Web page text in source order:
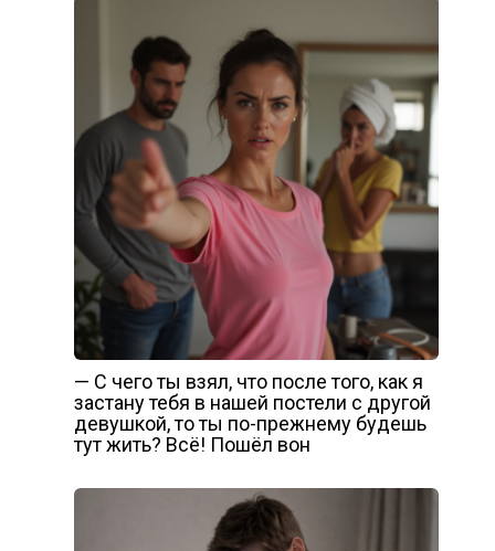
— С чего ты взял, что после того, как я
застану тебя в нашей постели с другой
девушкой, то ты по-прежнему будешь
тут жить? Всё! Пошёл вон